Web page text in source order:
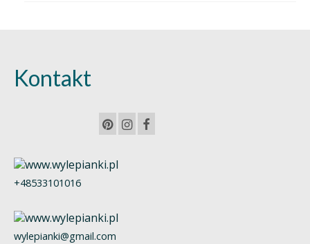
Kontakt
+48533101016
wylepianki@gmail.com